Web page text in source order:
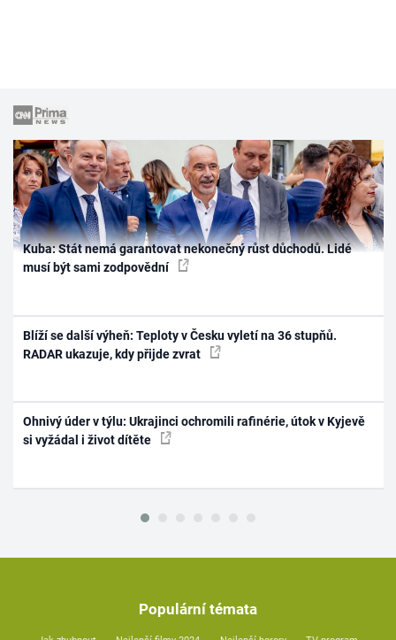
Kuba: Stát nemá garantovat nekonečný růst důchodů. Lidé
musí být sami zodpovědní
Blíží se další výheň: Teploty v Česku vyletí na 36 stupňů.
RADAR ukazuje, kdy přijde zvrat
Ohnivý úder v týlu: Ukrajinci ochromili rafinérie, útok v Kyjevě
si vyžádal i život dítěte
Populární témata